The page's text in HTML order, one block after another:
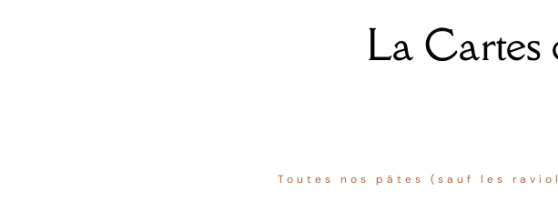
La Cartes
Toutes nos pâtes (sauf les